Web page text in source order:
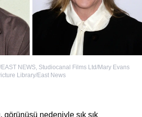
NEWS, Studiocanal Films Ltd/Mary Evans
Library/East News
nedeniyle sık sık